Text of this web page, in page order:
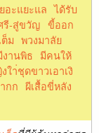
อะแยะแล ได้รับ
รี-สู่ขวัญ ขี้ออก
ม พวงมาลัย
านพิธ มีคนให้
ใา่ชุดขาวเอาเงิ
กก ผีเสื้อขี่หลัง